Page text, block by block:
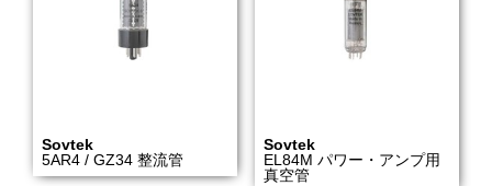
Sovtek
5AR4 / GZ34 整流管
Sovtek
EL84M パワー・アンプ用
真空管